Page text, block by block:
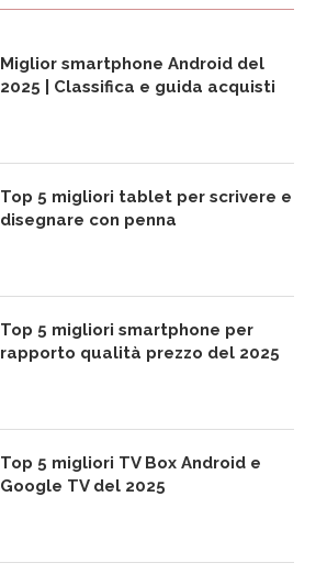
Miglior smartphone Android del
2025 | Classifica e guida acquisti
Top 5 migliori tablet per scrivere e
disegnare con penna
Top 5 migliori smartphone per
rapporto qualità prezzo del 2025
Top 5 migliori TV Box Android e
Google TV del 2025